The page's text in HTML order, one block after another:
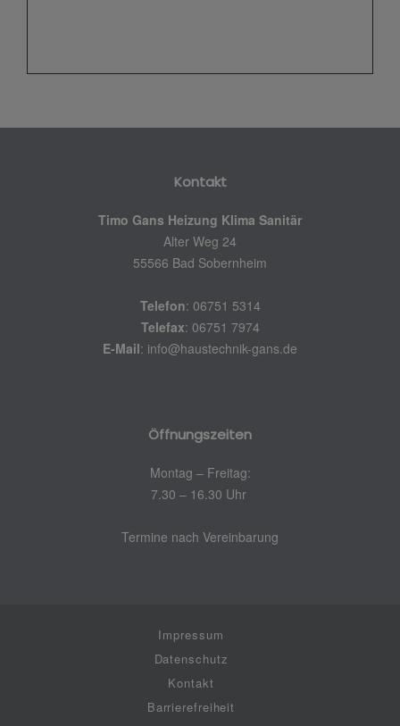
Kontakt
Timo Gans Heizung Klima Sanitär
Alter Weg 24
55566 Bad Sobernheim
Telefon: 06751 5314
Telefax: 06751 7974
E-Mail: info@haustechnik-gans.de
Öffnungszeiten
Montag – Freitag:
7.30 – 16.30 Uhr
Termine nach Vereinbarung
Impressum
Datenschutz
Kontakt
Barrierefreiheit